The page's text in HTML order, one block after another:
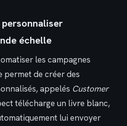
échelle
les campagnes
permet de créer des
appelés Customer
télécharge un livre blanc,
lui envoyer